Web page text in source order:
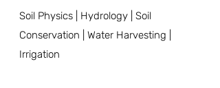
Soil Physics | Hydrology | Soil
Conservation | Water Harvesting |
Irrigation